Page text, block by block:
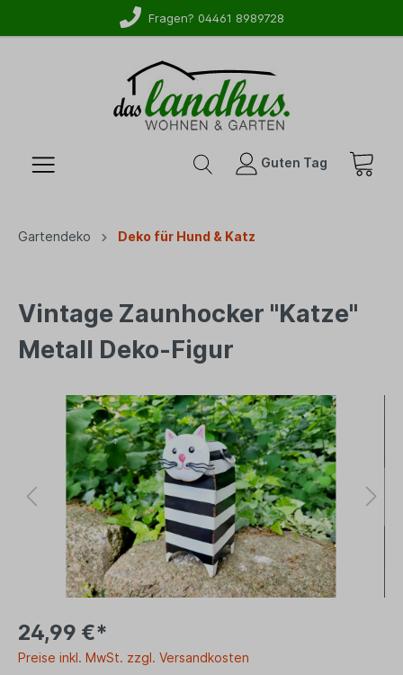
Fragen? 04461 8989728
WhatsApp-Service: 01525 2738279
Guten Tag
Gartendeko Deko für Hund & Katz
Vintage Zaunhocker "Katze"
Metall Deko-Figur
24,99 €*
Preise inkl. MwSt. zzgl. Versandkosten